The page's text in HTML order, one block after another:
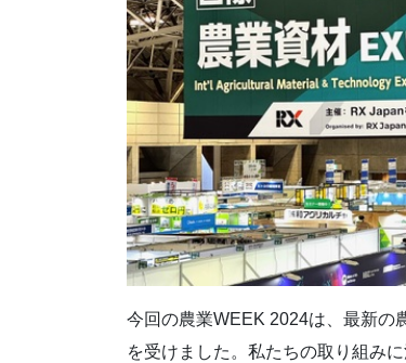
今回の農業WEEK 2024は、最新の
を受けました。私たちの取り組み